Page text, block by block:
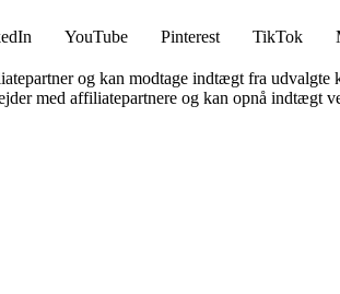
YouTube Pinterest TikTok
og kan modtage indtægt fra udvalgte
med affiliatepartnere og kan opnå indtægt